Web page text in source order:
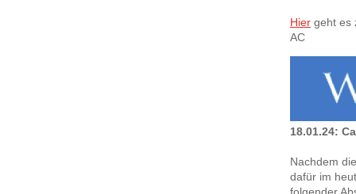
Hier geht es
AC
18.01.24:
Nachdem
dafür im